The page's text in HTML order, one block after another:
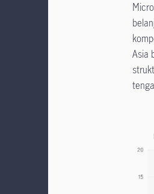
Asia